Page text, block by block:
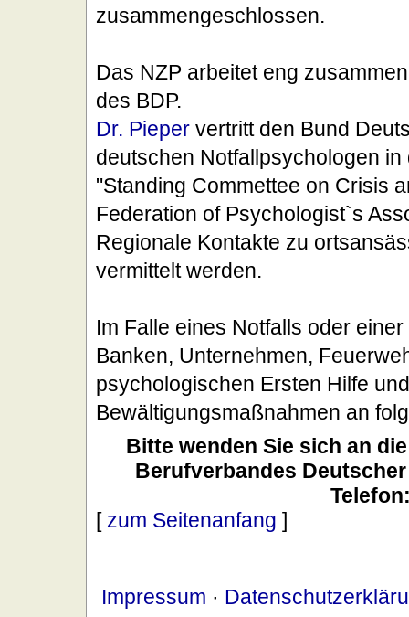
zusammengeschlossen.
Das NZP arbeitet eng
des BDP.
Dr. Pieper vertritt den Bund
deutschen Notfallpsychologen
"Standing Commettee on Crisis
Federation of Psychologist`s
Regionale Kontakte zu
vermittelt werden.
Im Falle eines Notfalls oder
Banken, Unternehmen,
psychologischen Ersten Hilfe
Bewältigungsmaßnahmen an
Bitte wenden Sie sich an
Berufverbandes
[ zum Seitenanfang ]
Impressum ·